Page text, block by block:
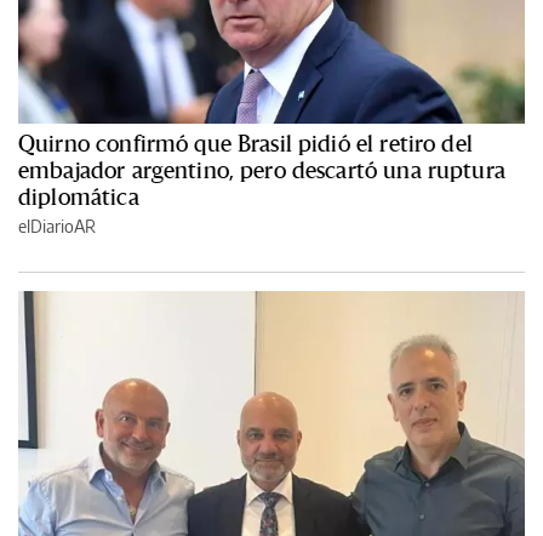
Quirno confirmó que Brasil pidió el retiro del
embajador argentino, pero descartó una ruptura
diplomática
elDiarioAR